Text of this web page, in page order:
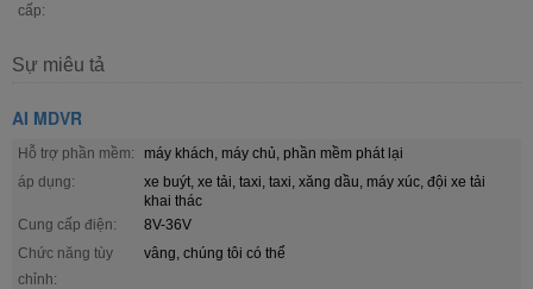
cấp:
Sự miêu tả
AI MDVR
Hỗ trợ phần mềm:
máy khách, máy chủ, phần mềm phát lại
áp dụng:
xe buýt, xe tải, taxi, taxi, xăng dầu, máy xúc, đội xe tải
khai thác
Cung cấp điện:
8V-36V
Chức năng tùy
chỉnh:
vâng, chúng tôi có thể